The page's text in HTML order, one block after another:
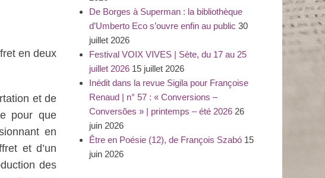
en deux
et de
pour que
en
et d’un
des
De Borges à Superman : la bibliothèque
d’Umberto Eco s’ouvre enfin au public 30
juillet 2026
Festival VOIX VIVES | Sète, du 17 au 25
juillet 2026 15 juillet 2026
Inédit dans la revue Sigila pour Françoise
Renaud | n° 57 : « Conversions –
Conversões » | printemps – été 2026 26
juin 2026
Être en Poésie (12), de François Szabó 15
juin 2026